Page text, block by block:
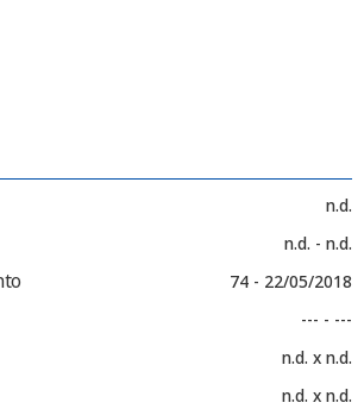
n.d.
n.d. - n.d.
74 - 22/05/2018
--- - ---
n.d. x n.d.
n.d. x n.d.